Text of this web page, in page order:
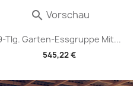
Tlg. Garten-Essgruppe Mit...
545,22 €
 Vorschau